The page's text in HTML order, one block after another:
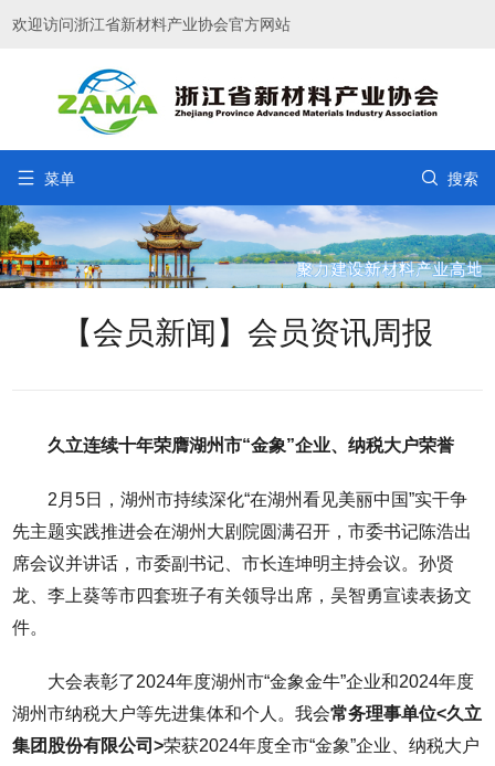
欢迎访问浙江省新材料产业协会官方网站
 菜单  搜索
【会员新闻】会员资讯周报
久立连续十年荣膺湖州市“金象”企业、纳税大户荣誉
2月5日，湖州市持续深化“在湖州看见美丽中国”实干争
先主题实践推进会在湖州大剧院圆满召开，市委书记陈浩出
席会议并讲话，市委副书记、市长连坤明主持会议。孙贤
龙、李上葵等市四套班子有关领导出席，吴智勇宣读表扬文
件。
大会表彰了2024年度湖州市“金象金牛”企业和2024年度
湖州市纳税大户等先进集体和个人。我会常务理事单位<久立
集团股份有限公司>荣获2024年度全市“金象”企业、纳税大户